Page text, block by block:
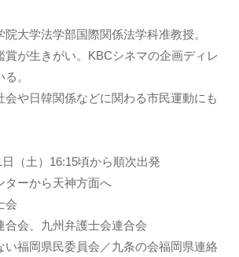
学法学部国際関係法学科准教授。
生きがい。KBCシネマの企画ディレ
。
日韓関係などに関わる市民運動にも
（土）16:15頃から順次出発
ターから天神方面へ
会
合会、九州弁護士会連合会
い福岡県民委員会／九条の会福岡県連絡